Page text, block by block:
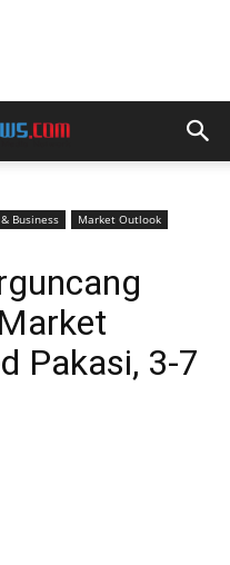
Business
Market Outlook
Pakasi, 3-7